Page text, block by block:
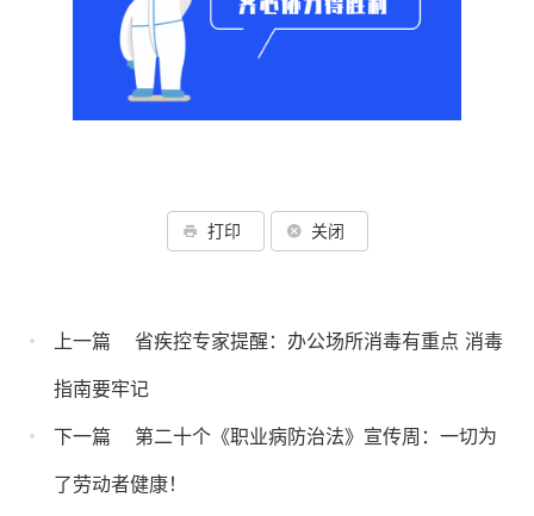
打印 关闭
上一篇
省疾控专家提醒：办公场所消毒有重点 消毒
指南要牢记
下一篇
第二十个《职业病防治法》宣传周：一切为
了劳动者健康！